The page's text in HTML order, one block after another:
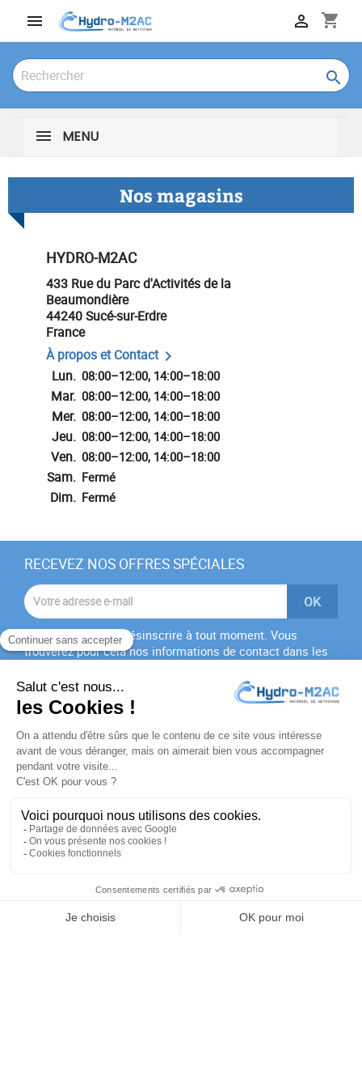
 shopping_cart


MENU
Nos magasins
HYDRO-M2AC
433 Rue du Parc d'Activités de la
Beaumondière
44240 Sucé-sur-Erdre
France
À propos et Contact
Lun. 08:00–12:00, 14:00–18:00
Mar. 08:00–12:00, 14:00–18:00
Mer. 08:00–12:00, 14:00–18:00
Jeu. 08:00–12:00, 14:00–18:00
Ven. 08:00–12:00, 14:00–18:00
Sam. Fermé
Dim. Fermé
RECEVEZ NOS OFFRES SPÉCIALES
Vous pouvez vous désinscrire à tout moment. Vous
trouverez pour cela nos informations de contact dans les
J'accepte lesconditions générales
politique de
confidentialité
PRODUITS
NOTRE SOCIÉTÉ
VOTRE COMPTE